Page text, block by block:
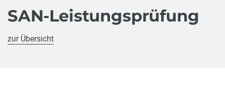
SAN-Leistungsprüfung
zur Übersicht